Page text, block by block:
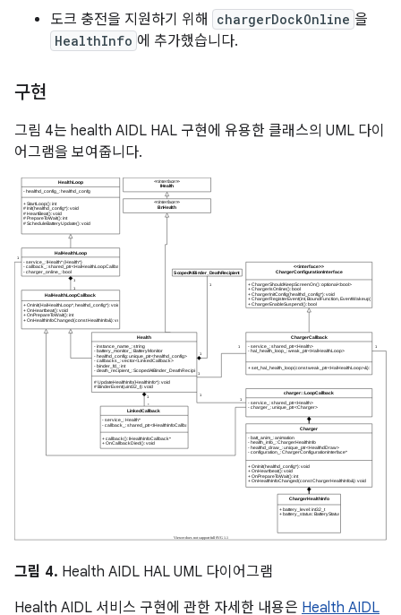
도크 충전을 지원하기 위해
chargerDockOnline 을
HealthInfo 에 추가했습니다.
구현
그림 4는 health AIDL HAL 구현에 유용한 클래스의 UML 다이
어그램을 보여줍니다.
그림 4. Health AIDL HAL UML 다이어그램
Health AIDL 서비스 구현에 관한 자세한 내용은 Health AIDL